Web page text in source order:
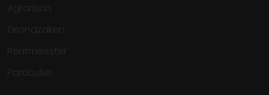
Agrarisch
Grondzaken
Rentmeester
Particulier